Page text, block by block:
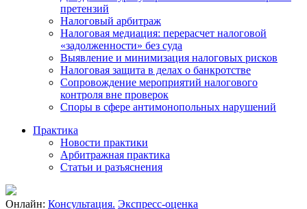
претензий
Налоговый арбитраж
Налоговая медиация: перерасчет налоговой
«задолженности» без суда
Выявление и минимизация налоговых рисков
Налоговая защита в делах о банкротстве
Сопровождение мероприятий налогового
контроля вне проверок
Споры в сфере антимонопольных нарушений
Практика
Новости практики
Арбитражная практика
Статьи и разъяснения
Онлайн: Консультация. Экспресс-оценка